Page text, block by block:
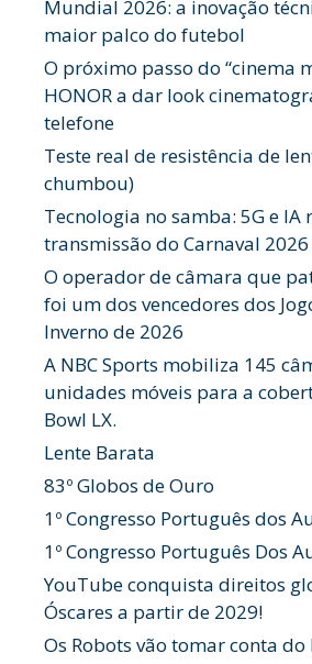
Mundial 2026: a inovação
maior palco do futebol
O próximo passo do “cinema
HONOR a dar look
telefone
Teste real de resistência de
chumbou)
Tecnologia no samba: 5G e IA
transmissão do Carnaval
O operador de câmara que
foi um dos vencedores dos
Inverno de 2026
A NBC Sports mobiliza 145
unidades móveis para a
Bowl LX.
Lente Barata
83º Globos de Ouro
1º Congresso Português dos
1º Congresso Português Dos
YouTube conquista direitos
Óscares a partir de 2029!
Os Robots vão tomar conta